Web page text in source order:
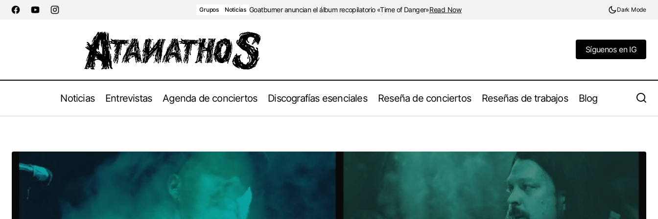
Grupos Noticias Goatburner anuncian el álbum recopilatorio «Time of Danger»Read Now Dark Mode
Síguenos en IG
Noticias Entrevistas Agenda de conciertos Discografías esenciales Reseña de conciertos Reseñas de trabajos Blog